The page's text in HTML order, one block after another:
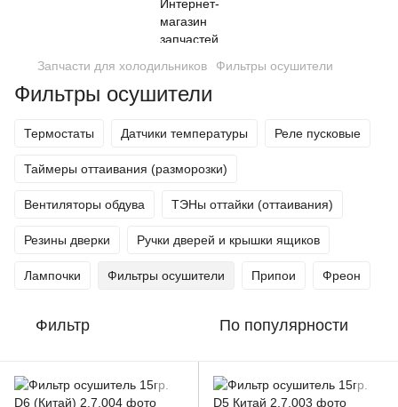
Запчасти для холодильников Фильтры осушители
Фильтры осушители
Термостаты Датчики температуры Реле пусковые
Таймеры оттаивания (разморозки)
Вентиляторы обдува ТЭНы оттайки (оттаивания)
Резины дверки Ручки дверей и крышки ящиков
Лампочки Фильтры осушители Припои Фреон
Фильтр По популярности